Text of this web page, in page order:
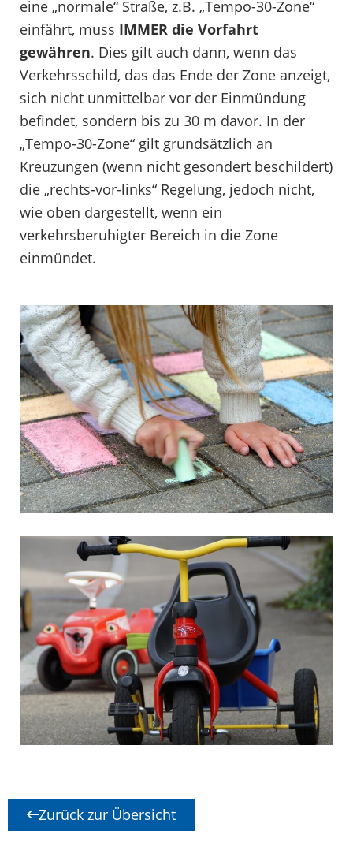
eine „normale“ Straße, z.B. „Tempo-30-Zone“
einfährt, muss IMMER die Vorfahrt
gewähren. Dies gilt auch dann, wenn das
Verkehrsschild, das das Ende der Zone anzeigt,
sich nicht unmittelbar vor der Einmündung
befindet, sondern bis zu 30 m davor. In der
„Tempo-30-Zone“ gilt grundsätzlich an
Kreuzungen (wenn nicht gesondert beschildert)
die „rechts-vor-links“ Regelung, jedoch nicht,
wie oben dargestellt, wenn ein
verkehrsberuhigter Bereich in die Zone
einmündet.
Zurück zur Übersicht